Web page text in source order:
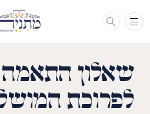
תפריט
שאלון
לפרוכת